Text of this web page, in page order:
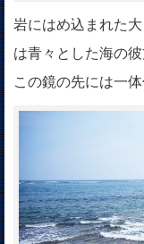
岩にはめ込まれた
は青々とした海の
この鏡の先には一